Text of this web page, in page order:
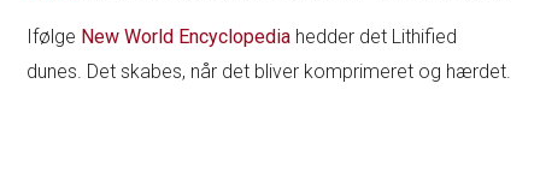
Ifølge New World Encyclopedia hedder det Lithified
dunes. Det skabes, når det bliver komprimeret og hærdet.